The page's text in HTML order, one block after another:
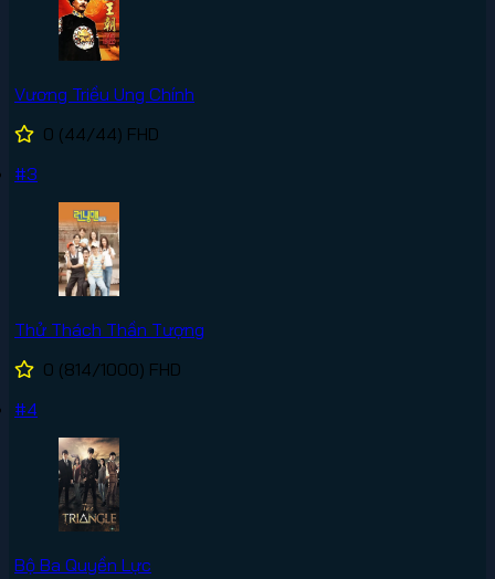
Vương Triều Ung Chính
0 (44/44) FHD
#3
Thử Thách Thần Tượng
0 (814/1000) FHD
#4
Bộ Ba Quyền Lực